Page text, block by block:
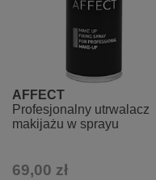
AFFECT
Profesjonalny utrwalacz
makijażu w sprayu
69,00 zł